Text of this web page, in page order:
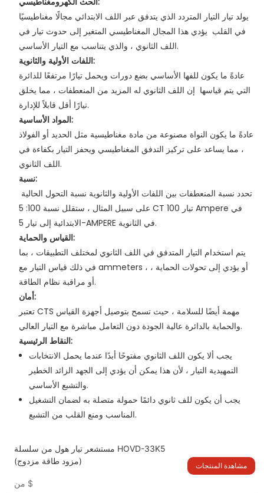
يولد تيار التيار المتردد الذي يتدفق عبر اللف الابتدائي مجالًا مغناطيسيًا
في القلب يؤدي هذا المجال المغناطيسي المتغير إلى حدوث تيار في
اللف الثانوي ، والذي يتناسب مع التيار الأساسي.
اللفات الأولية والثانوية:
عادةً ما يكون للفها الأساسي بضع دورات ويحمل تيارًا مرتفعًا للدائرة
التي يتم قياسها إن اللف الثانوي له المزيد من المنعطفات ، مما يخلق
تيارًا أقل قابلاً للإدارة.
المواد الأساسية:
عادةً ما يكون النواة مصنوعة من مادة مغناطيسية مثل الحديد أو الفولاذ
، مما يساعد على تركيز التدفق المغناطيسي ويحفز التيار بكفاءة في
اللف الثانوي.
نسبة:
تحدد نسبة المنعطفات بين اللفات الأولية والثانوية نسبة التحول الحالية
على سبيل المثال ، ستقلل نسبة 100: 5 CT تيار 100 Ampere في
الابتدائية إلى تيار 5-AMPERE في الثانوية.
القياس والحماية:
يتم استخدام التيار المتدفق في اللف الثانوي لمختلف التطبيقات ، بما
في ذلك قياس التيار مع ammeters ، أو يؤدي إلى تحولات الحماية ،
أو مراقبة نظام الطاقة.
أمان:
تعتبر CTS مهمة أيضًا للسلامة ، حيث تسمح بتوصيل أجهزة القياس
والحماية بالدائرة عالية الجودة دون التعامل مباشرة مع التيار العالي.
النقاط الرئيسية:
يجب ألا يكون اللف الثانوي مفتوحًا أبدًا عندما يحمل الانتخابات
التمهيدية التيار ، لأن هذا يمكن أن يؤدي إلى الجهد الزائد الخطير
والتشبع الأساسي.
يجب أن يكون للف ثانوي دائمًا حمولة متصلة به لضمان التشغيل
المناسب ومنع القلب منالتشبع.
مستشعر تيار هول من سلسلة HOVD-33K5
(مزود طاقة مزدوج)
$
مشاهدة المنتجات